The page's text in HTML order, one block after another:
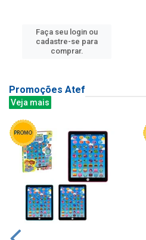
Faça seu login ou
cadastre-se para
comprar.
Promoções Atef
Veja mais